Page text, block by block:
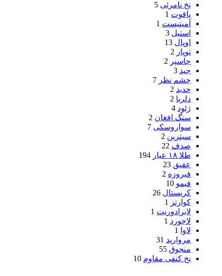
نخ نامرئی 5
یاقوت 1
آمیتیست 1
استیل 3
اوپال 13
توپاز 2
جاسپر 2
جید 3
چشم نظر 7
حدید 2
دلربا 2
ژئود 4
سنگ افغان 2
سواروسکی 7
سیترین 2
صدف 22
طلا ۱۸ عیار
194
عقیق 23
فیروزه 2
فیمو 10
کریستال 26
کوارتز
1
لابرادوریت 1
لاجورد 1
لاوا
1
مروارید 31
منجوق 55
نخ کنفی مقاوم 10